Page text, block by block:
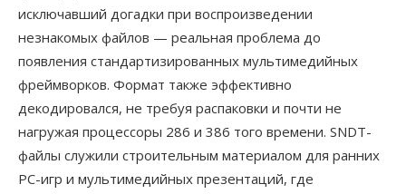
исключавший догадки при воспроизведении
незнакомых файлов — реальная проблема до
появления стандартизированных мультимедийных
фреймворков. Формат также эффективно
декодировался, не требуя распаковки и почти не
нагружая процессоры 286 и 386 того времени. SNDT-
файлы служили строительным материалом для ранних
PC-игр и мультимедийных презентаций, где